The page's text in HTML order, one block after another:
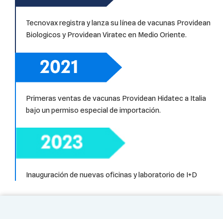
Tecnovax registra y lanza su línea de vacunas Providean
Biologicos y Providean Viratec en Medio Oriente.
Primeras ventas de vacunas Providean Hidatec a Italia
bajo un permiso especial de importación.
Inauguración de nuevas oficinas y laboratorio de I+D